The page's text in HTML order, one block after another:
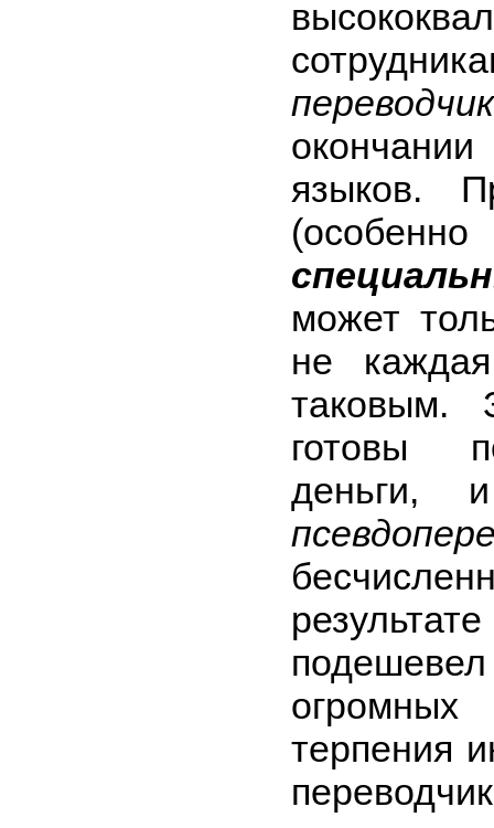
языков.
может
не
таковым.
готовы
деньги,
терпения